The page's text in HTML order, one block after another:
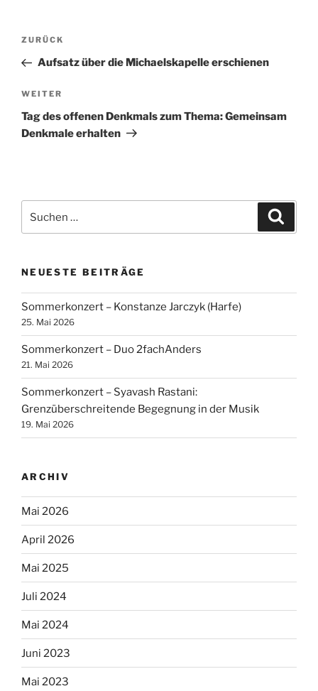
Beitragsnavigation
Vorheriger
Beitrag
ZURÜCK
Aufsatz über die Michaelskapelle erschienen
Nächster
Beitrag
WEITER
Tag des offenen Denkmals zum Thema: Gemeinsam
Denkmale erhalten
nach:
NEUESTE BEITRÄGE
Sommerkonzert – Konstanze Jarczyk (Harfe)
25. Mai 2026
Sommerkonzert – Duo 2fachAnders
21. Mai 2026
Sommerkonzert – Syavash Rastani:
Grenzüberschreitende Begegnung in der Musik
19. Mai 2026
ARCHIV
Mai 2026
April 2026
Mai 2025
Juli 2024
Mai 2024
Juni 2023
Mai 2023